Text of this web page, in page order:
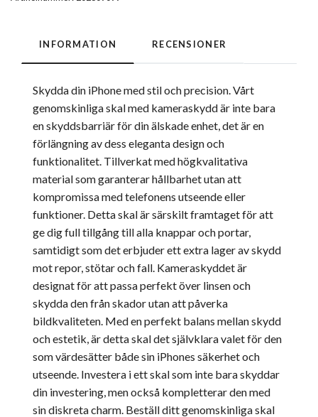
INFORMATION RECENSIONER
Skydda din iPhone med stil och precision. Vårt
genomskinliga skal med kameraskydd är inte bara
en skyddsbarriär för din älskade enhet, det är en
förlängning av dess eleganta design och
funktionalitet. Tillverkat med högkvalitativa
material som garanterar hållbarhet utan att
kompromissa med telefonens utseende eller
funktioner. Detta skal är särskilt framtaget för att
ge dig full tillgång till alla knappar och portar,
samtidigt som det erbjuder ett extra lager av skydd
mot repor, stötar och fall. Kameraskyddet är
designat för att passa perfekt över linsen och
skydda den från skador utan att påverka
bildkvaliteten. Med en perfekt balans mellan skydd
och estetik, är detta skal det självklara valet för den
som värdesätter både sin iPhones säkerhet och
utseende. Investera i ett skal som inte bara skyddar
din investering, men också kompletterar den med
sin diskreta charm. Beställ ditt genomskinliga skal